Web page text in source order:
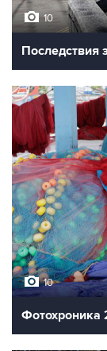
10
Последствия
10
Фотохроника